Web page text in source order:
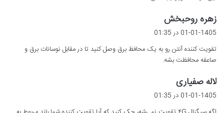
زهره روحبخش
:
01-01-1405 در 01:35
تقویت کننده آنتن رو به یک محافظ برق وصل کنید تا در مقابل نوسانات برق و
صاعقه محافظت بشه.
لاله صفیاری
ت
01-01-1405 در 01:35